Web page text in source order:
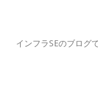
インフラSEのブログ